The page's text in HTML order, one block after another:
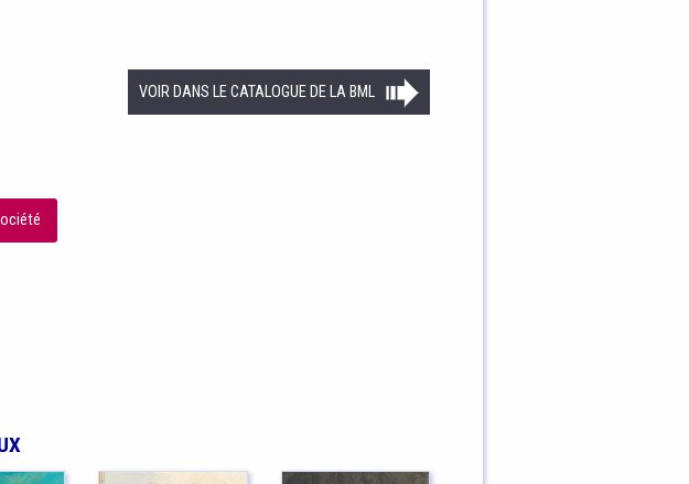
VOIR DANS LE CATALOGUE DE LA BML